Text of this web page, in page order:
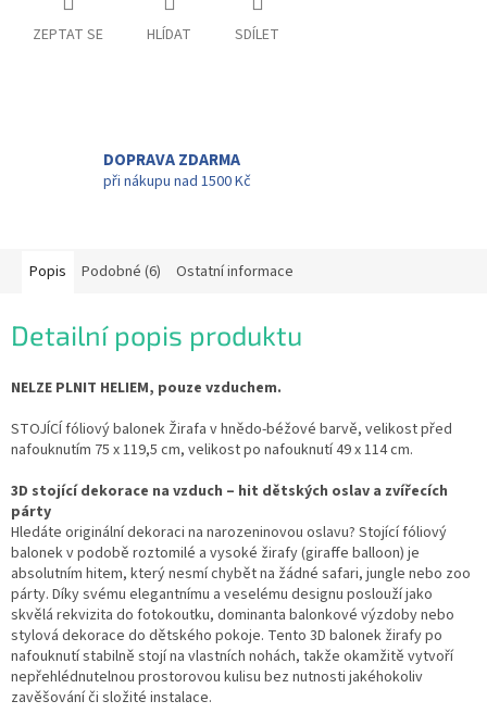
ZEPTAT SE HLÍDAT SDÍLET
DOPRAVA ZDARMA
při nákupu nad 1500 Kč
Popis Podobné (6) Ostatní informace
Detailní popis produktu
NELZE PLNIT HELIEM, pouze vzduchem.
STOJÍCÍ fóliový balonek Žirafa v hnědo-béžové barvě, velikost před
nafouknutím 75 x 119,5 cm, velikost po nafouknutí 49 x 114 cm.
3D stojící dekorace na vzduch – hit dětských oslav a zvířecích
párty
Hledáte originální dekoraci na narozeninovou oslavu? Stojící fóliový
balonek v podobě roztomilé a vysoké žirafy (giraffe balloon) je
absolutním hitem, který nesmí chybět na žádné safari, jungle nebo zoo
párty. Díky svému elegantnímu a veselému designu poslouží jako
skvělá rekvizita do fotokoutku, dominanta balonkové výzdoby nebo
stylová dekorace do dětského pokoje. Tento 3D balonek žirafy po
nafouknutí stabilně stojí na vlastních nohách, takže okamžitě vytvoří
nepřehlédnutelnou prostorovou kulisu bez nutnosti jakéhokoliv
zavěšování či složité instalace.